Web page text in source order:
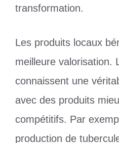
transformation.
Les produits locaux
meilleure valorisation.
connaissent une
avec des produits
compétitifs. Par
production de